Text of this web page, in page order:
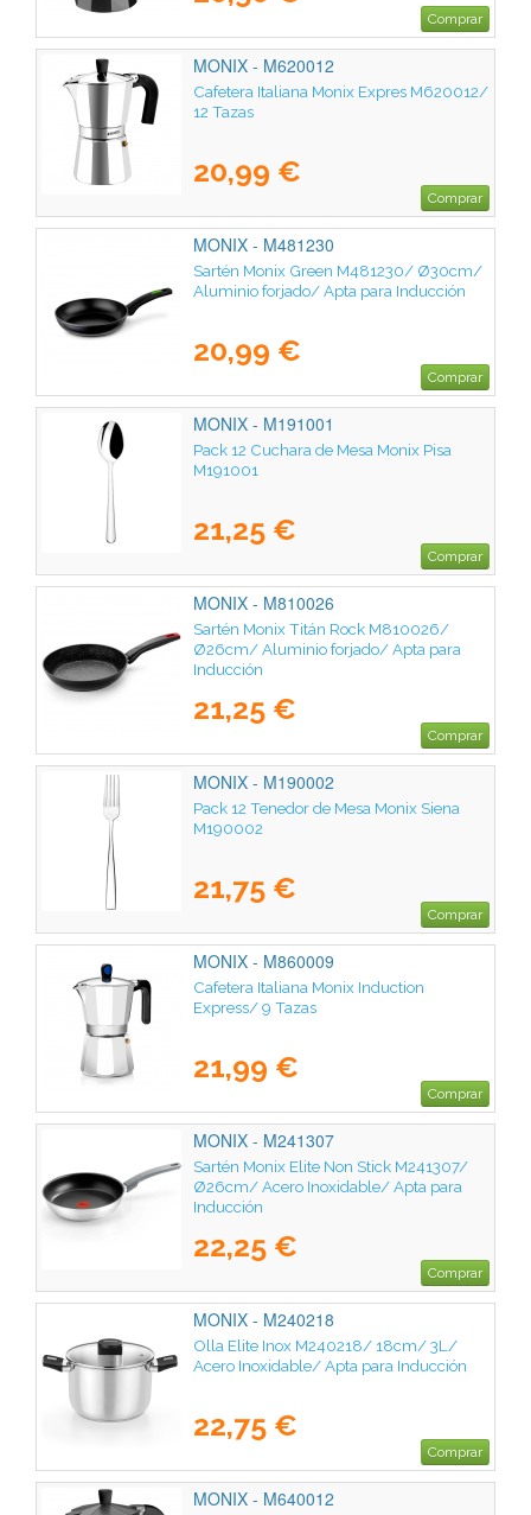
Comprar
MONIX - M620012
Cafetera Italiana Monix Expres M620012/
12 Tazas
20,99 €
Comprar
MONIX - M481230
Sartén Monix Green M481230/ Ø30cm/
Aluminio forjado/ Apta para Inducción
20,99 €
Comprar
MONIX - M191001
Pack 12 Cuchara de Mesa Monix Pisa
M191001
21,25 €
Comprar
MONIX - M810026
Sartén Monix Titán Rock M810026/
Ø26cm/ Aluminio forjado/ Apta para
Inducción
21,25 €
Comprar
MONIX - M190002
Pack 12 Tenedor de Mesa Monix Siena
M190002
21,75 €
Comprar
MONIX - M860009
Cafetera Italiana Monix Induction
Express/ 9 Tazas
21,99 €
Comprar
MONIX - M241307
Sartén Monix Elite Non Stick M241307/
Ø26cm/ Acero Inoxidable/ Apta para
Inducción
22,25 €
Comprar
MONIX - M240218
Olla Elite Inox M240218/ 18cm/ 3L/
Acero Inoxidable/ Apta para Inducción
22,75 €
Comprar
MONIX - M640012